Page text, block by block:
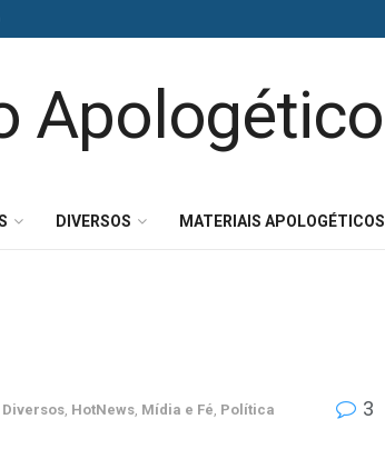
DIVERSOS MATERIAIS APOLOGÉTICOS
Diversos HotNews Mídia e Fé Política 3